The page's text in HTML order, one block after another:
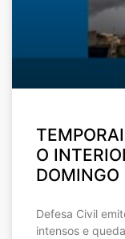
O
DOMINGO
Defesa Civil
intensos e